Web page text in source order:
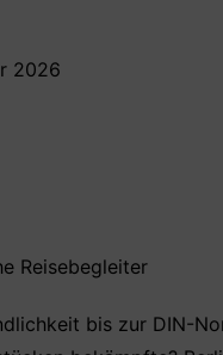
2026
Reisebegleiter
bis zur DIN-